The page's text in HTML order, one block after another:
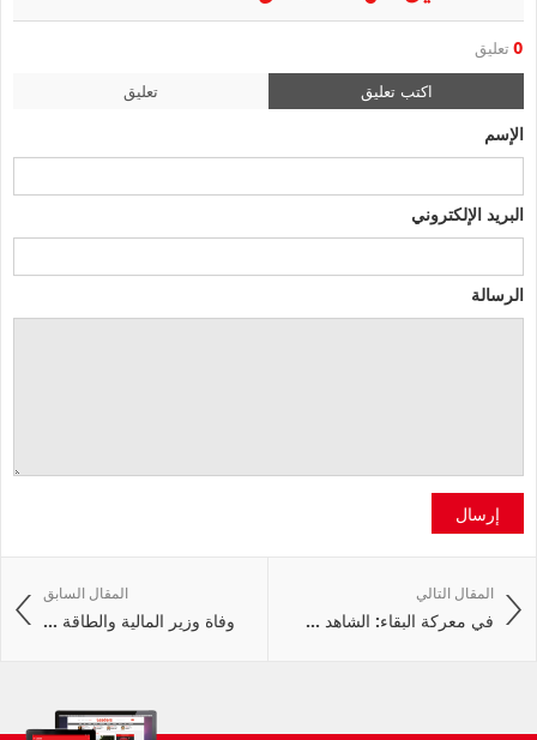
0 تعليق
اكتب تعليق تعليق
الإسم
البريد الإلكتروني
الرسالة
إرسال
المقال السابق
وفاة وزير المالية والطاقة ...
المقال التالي
في معركة البقاء: الشاهد ...